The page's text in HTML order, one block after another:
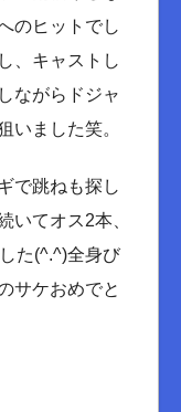
のヒットでし
、キャストし
ながらドジャ
いました笑。
で跳ねも探し
いてオス2本、
た(^.^)全身び
サケおめでと